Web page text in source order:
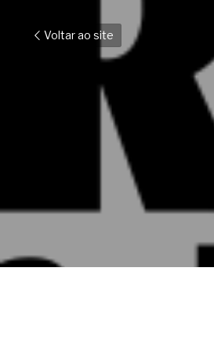
Voltar ao site